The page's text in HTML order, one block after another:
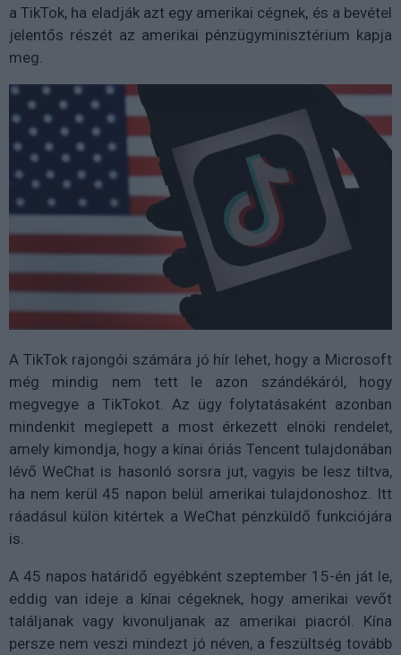
a TikTok, ha eladják azt egy amerikai cégnek, és a bevétel
jelentős részét az amerikai pénzügyminisztérium kapja
meg.
A TikTok rajongói számára jó hír lehet, hogy a Microsoft
még mindig nem tett le azon szándékáról, hogy
megvegye a TikTokot. Az ügy folytatásaként azonban
mindenkit meglepett a most érkezett elnöki rendelet,
amely kimondja, hogy a kínai óriás Tencent tulajdonában
lévő WeChat is hasonló sorsra jut, vagyis be lesz tiltva,
ha nem kerül 45 napon belül amerikai tulajdonoshoz. Itt
ráadásul külön kitértek a WeChat pénzküldő funkciójára
is.
A 45 napos határidő egyébként szeptember 15-én ját le,
eddig van ideje a kínai cégeknek, hogy amerikai vevőt
találjanak vagy kivonuljanak az amerikai piacról. Kína
persze nem veszi mindezt jó néven, a feszültség tovább